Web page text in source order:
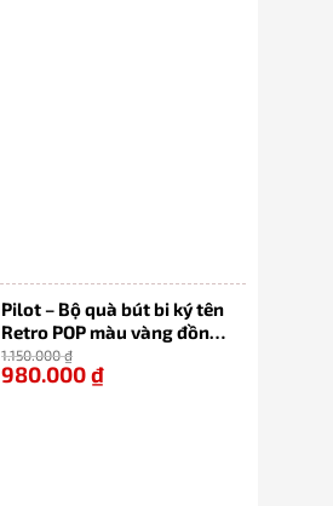
Pilot – Bộ quà bút bi ký tên
Retro POP màu vàng đồng
cao cấp kèm hộp và túi
hãng
1.150.000₫
980.000₫